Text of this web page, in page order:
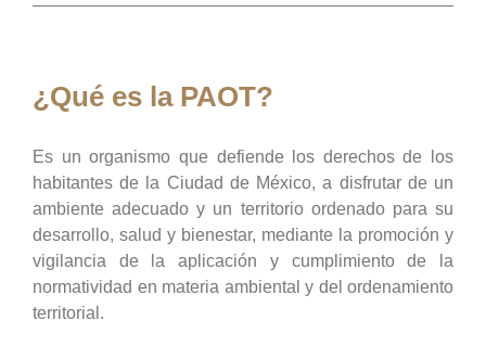
¿Qué es la PAOT?
Es un organismo que defiende los derechos de los
habitantes de la Ciudad de México, a disfrutar de un
ambiente adecuado y un territorio ordenado para su
desarrollo, salud y bienestar, mediante la promoción y
vigilancia de la aplicación y cumplimiento de la
normatividad en materia ambiental y del ordenamiento
territorial.